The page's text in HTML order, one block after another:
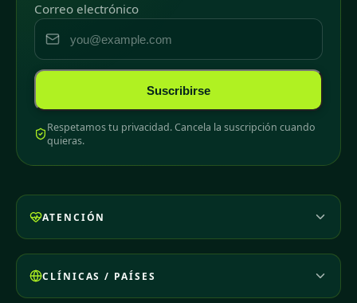
Correo electrónico
Suscribirse
Respetamos tu privacidad. Cancela la suscripción cuando
quieras.
ATENCIÓN
CLÍNICAS / PAÍSES